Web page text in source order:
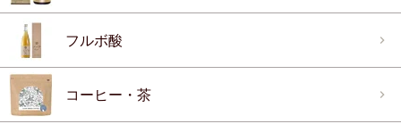
フルボ酸
コーヒー・茶